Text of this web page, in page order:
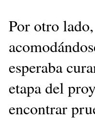
Por otro
esperaba
etapa del
encontrar